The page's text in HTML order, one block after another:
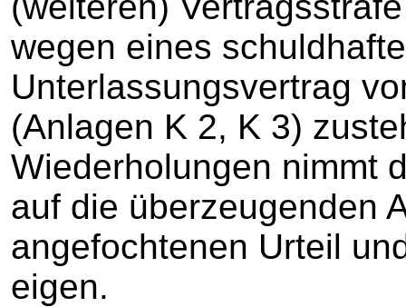
wegen eines
Unterlassungsvertrag
(Anlagen K 2, K 3)
Wiederholungen nimmt
auf die überzeugenden
angefochtenen Urteil
eigen.